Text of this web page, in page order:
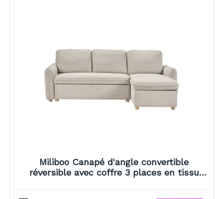
Miliboo Canapé d'angle convertible
réversible avec coffre 3 places en tissu